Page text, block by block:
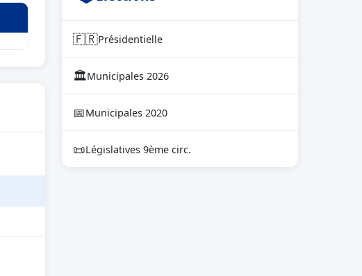
🇫🇷Présidentielle
🏛Municipales 2026
📅Municipales 2020
📜Législatives 9ème circ.